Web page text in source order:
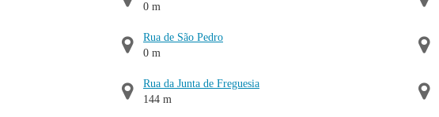
0 m
Rua de São Pedro
0 m
Rua da Junta de Freguesia
144 m